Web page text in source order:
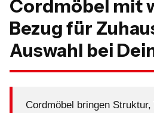
Cordmöbel mit
Bezug für
Auswahl bei
Cordmöbel bringen